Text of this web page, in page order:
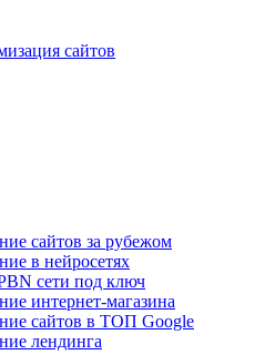
сайтов
сайтов за рубежом
в нейросетях
сети под ключ
интернет-магазина
сайтов в ТОП Google
лендинга